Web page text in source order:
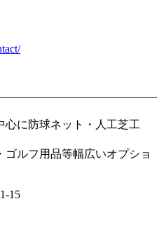
心に防球ネット・人工芝工
ルフ用品等幅広いオプショ
15